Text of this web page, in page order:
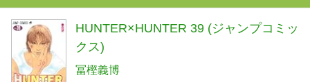
HUNTER×HUNTER 39 (ジャンプコミッ
クス)
冨樫義博